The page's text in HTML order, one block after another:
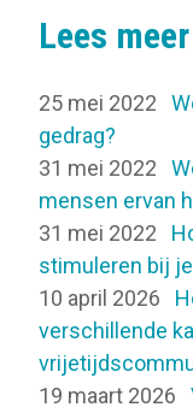
Lees
25 mei 2022
gedrag?
31 mei 2022
mensen ervan
31 mei 2022
stimuleren bij
10 april 2026
verschillende
19 maart 2026